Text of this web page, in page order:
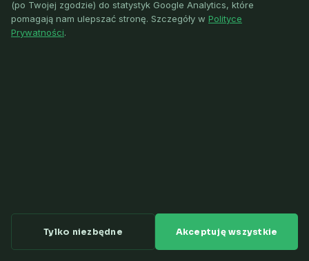
środowiskowej po uruchomienie EMS. 1000+ projektów w
Polsce, Holandii, Wielkiej Brytanii i Katarze.
(po Twojej zgodzie) do statystyk Google Analytics, które
pomagają nam ulepszać stronę. Szczegóły w Polityce
Prywatności.
Tylko niezbędne Akceptuję wszystkie